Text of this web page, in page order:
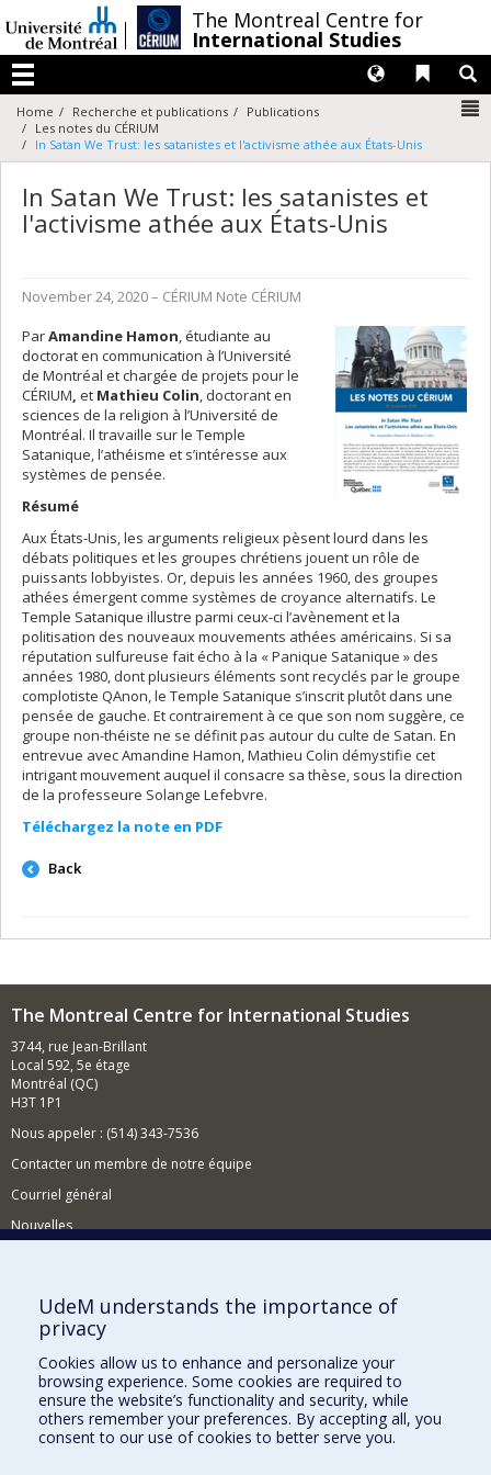
au
contenu
The Montreal Centre for
International Studies
Menu
Liens
Langues
Home Recherche et publications
Publications
Les notes du CÉRIUM
In Satan We Trust: les satanistes et l'activisme athée aux États-Unis
In Satan We Trust: les satanistes et
l'activisme athée aux États-Unis
November 24, 2020– CÉRIUM Note CÉRIUM
ParAmandine Hamon, étudiante au
doctorat en communication à l’Université
de Montréal et chargée de projets pour le
CÉRIUM, et Mathieu Colin, doctorant en
sciences de la religion à l’Université de
Montréal. Il travaille sur le Temple
Satanique, l’athéisme et s’intéresse aux
systèmes de pensée.
Résumé
Aux États-Unis, les arguments religieux pèsent lourd dans les
débats politiques et les groupes chrétiens jouent un rôle de
puissants lobbyistes. Or, depuis les années 1960, des groupes
athées émergent comme systèmes de croyance alternatifs. Le
Temple Satanique illustre parmi ceux-ci l’avènement et la
politisation des nouveaux mouvements athées américains. Si sa
réputation sulfureuse fait écho à la « Panique Satanique » des
années 1980, dont plusieurs éléments sont recyclés par le groupe
complotiste QAnon, le Temple Satanique s’inscrit plutôt dans une
pensée de gauche. Et contrairement à ce que son nom suggère, ce
groupe non-théiste ne se définit pas autour du culte de Satan. En
entrevue avec Amandine Hamon, Mathieu Colin démystifie cet
intrigant mouvement auquel il consacre sa thèse, sous la direction
de la professeure Solange Lefebvre.
Téléchargez la note en PDF
Back
The Montreal Centre for International Studies
3744, rue Jean-Brillant
Local 592, 5e étage
Montréal (QC)
H3T 1P1
Nous appeler : (514) 343-7536
Contacter un membre de notre équipe
Courriel général
Nouvelles
Comment soutenir le CÉRIUM?
BESOIN D'AIDE?
Plan du site
Signaler une erreur
Accessibilité
UdeM understands the importance of
privacy
Cookies allow us to enhance and personalize your
browsing experience. Some cookies are required to
ensure the website’s functionality and security, while
others remember your preferences. By accepting all, you
consent to our use of cookies to better serve you.